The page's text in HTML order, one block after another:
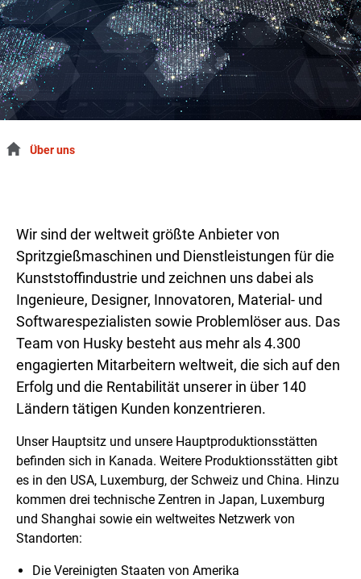
Über uns
Wir sind der weltweit größte Anbieter von
Spritzgießmaschinen und Dienstleistungen für die
Kunststoffindustrie und zeichnen uns dabei als
Ingenieure, Designer, Innovatoren, Material- und
Softwarespezialisten sowie Problemlöser aus. Das
Team von Husky besteht aus mehr als 4.300
engagierten Mitarbeitern weltweit, die sich auf den
Erfolg und die Rentabilität unserer in über 140
Ländern tätigen Kunden konzentrieren.
Unser Hauptsitz und unsere Hauptproduktionsstätten
befinden sich in Kanada. Weitere Produktionsstätten gibt
es in den USA, Luxemburg, der Schweiz und China. Hinzu
kommen drei technische Zentren in Japan, Luxemburg
und Shanghai sowie ein weltweites Netzwerk von
Standorten:
Die Vereinigten Staaten von Amerika